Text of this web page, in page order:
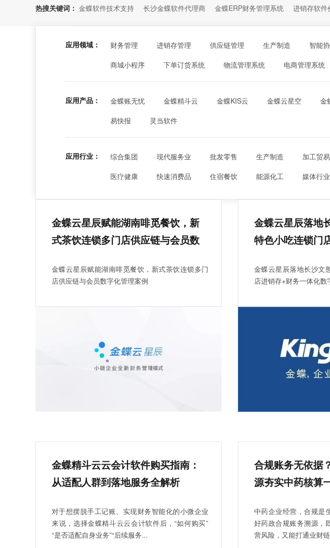
热搜关键词： 金蝶软件技术支持 长沙金蝶软件代理商 金蝶ERP财务管理系统 进销存软件
应用领域： 财务管理 进销存管理 供应链管理 生产制造 智能
商城小程序
下单订货系统 物流管理系统 电商管理系统
应用产品： 金蝶账无忧 金蝶精斗云 金蝶KIS云 金蝶云星空 金
易快报
灵当软件
应用行业： 综合集团 现代服务业 批发零售 生产制造 加工贸易
医疗健康
快速消费品 住宿餐饮 能源化工 媒体行业
金蝶云星辰赋能湖南啡觅餐饮，新
式茶饮连锁多门店供应链与会员数
金蝶云星辰赋能湖南啡觅餐饮，新式茶饮连锁多门
店供应链与会员数字化管理案例
金蝶云星辰落地
特色小吃连锁门
金蝶云星辰落地长沙文
店进销存+财务一体化数
金蝶精斗云云会计软件购买指南：
从适配人群到落地服务全解析
对于想摆脱手工记账、实现财务智能化的小微企业
来说，选择金蝶精斗云云会计软件后，“如何购买”
“是否适配自身业务”“后续服务...
合规账务无依据
源夯实中药核算
中药企业经营，合规是
好药政合规账务溯源，
营风险，又能打通业财